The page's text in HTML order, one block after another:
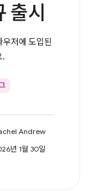
출시
저에 도입된
.
Andrew
년 1월 30일